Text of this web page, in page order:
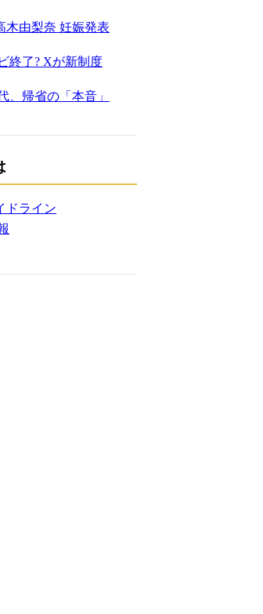
木由梨奈 妊娠発表
終了? Xが新制度
、帰省の「本音」
ドライン